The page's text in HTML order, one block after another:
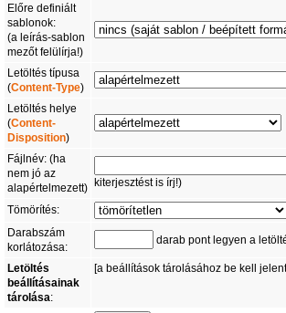
Előre definiált
sablonok:
(a leírás-sablon
mezőt felülírja!)
Letöltés típusa
(Content-Type)
Letöltés helye
(Content-
Disposition)
Fájlnév: (ha
nem jó az
alapértelmezett)
kiterjesztést is írj!)
Tömörítés:
Darabszám
korlátozása:
darab pont legyen a
Letöltés
beállításainak
tárolása:
[a beállítások tárolásához be kell